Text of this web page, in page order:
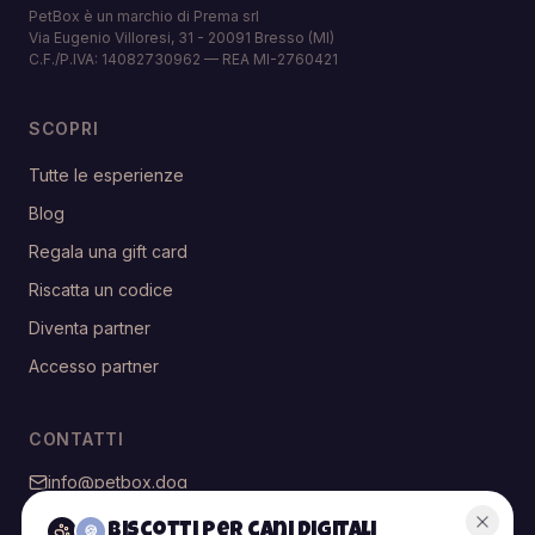
PetBox è un marchio di Prema srl
Via Eugenio Villoresi, 31 - 20091 Bresso (MI)
C.F./P.IVA: 14082730962 — REA MI-2760421
SCOPRI
Tutte le esperienze
Blog
Regala una gift card
Riscatta un codice
Diventa partner
Accesso partner
CONTATTI
info@petbox.dog
@petbox.dog
🍪